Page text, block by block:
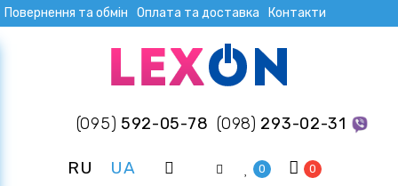
Повернення та обмін Оплата та доставка Контакти
(095) 592-05-78 (098) 293-02-31
RU UA 0 0